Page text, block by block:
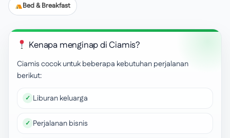
Bed & Breakfast
Kenapa menginap di Ciamis?
Ciamis cocok untuk beberapa kebutuhan perjalanan
berikut:
Liburan keluarga
Perjalanan bisnis